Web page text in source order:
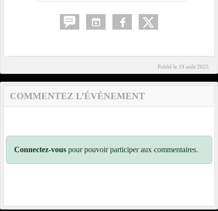
Publié le 19 août 2025
COMMENTEZ L’ÉVÈNEMENT
Connectez-vous pour pouvoir participer aux commentaires.